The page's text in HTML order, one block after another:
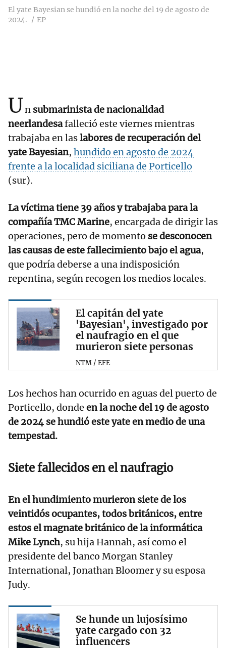
El yate Bayesian se hundió en la noche del 19 de agosto de
2024.
EP
Un submarinista de nacionalidad
neerlandesafalleció este viernes mientras
trabajaba en laslabores de recuperación del
yate Bayesian, hundido en agosto de 2024
frente a la localidad siciliana de Porticello
(sur).
La víctima tiene 39 años y trabajaba para la
compañía TMC Marine, encargada de dirigir las
operaciones, pero de momento se desconocen
las causas de este fallecimiento bajo el agua,
que podría deberse a una indisposición
repentina, según recogen los medios locales.
El capitán del yate
'Bayesian', investigado por
el naufragio en el que
murieron siete personas
NTM / EFE
Los hechos han ocurrido en aguas del puerto de
Porticello, donde en la noche del 19 de agosto
de 2024 se hundió este yate en medio de una
tempestad.
Siete fallecidos en el naufragio
En el hundimiento murieron siete de los
veintidós ocupantes, todos británicos, entre
estos el magnate británico de la informática
Mike Lynch, su hija Hannah, así como el
presidente del banco Morgan Stanley
International, Jonathan Bloomer y su esposa
Judy.
Se hunde un lujosísimo
yate cargado con 32
influencers